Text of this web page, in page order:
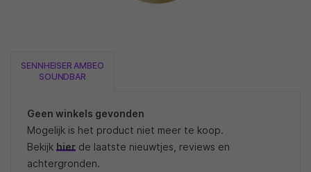
SENNHEISER AMBEO
SOUNDBAR
Geen winkels gevonden
Mogelijk is het product niet meer te koop.
Bekijk hierde laatste nieuwtjes, reviews en
achtergronden.